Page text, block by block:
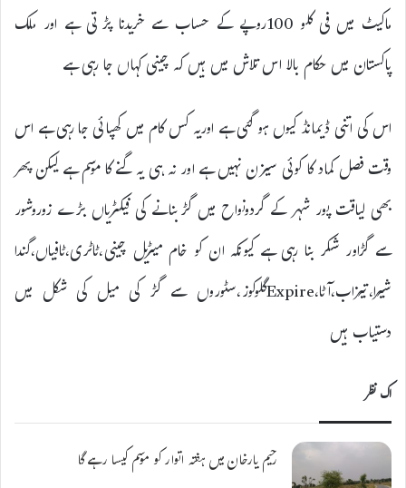
ماکیٹ میں فی کلو 100روپے کے حساب سے خریدنا پڑتی ہے اور ملک
پاکستان میں حکام بالا اس تلاش میں ہیں کہ چینی کہاں جا رہی ہے
اس کی اتنی ڈیمانڈ کیوں ہو گئی ہے اوریہ کس کام میں کھپائی جا رہی ہے اس
وقت فصل کماد کا کوئی سیزن نہیں ہے اور نہ ہی یہ گنے کا موسم ہے لیکن پھر
بھی لیاقت پور شہر کے گردونواح میں گڑبنانے کی فیکٹریاں بڑے زوروشور
سے گڑاور شکر بنا رہی ہے کیونکہ ان کو خام میٹریل چینی،ٹاٹری،ٹافیاں،گندا
شیرا،تیزاب،آٹا،Expireگلوکوز،
سٹوروں سے گڑ کی میل کی شکل میں
دستیاب ہیں
اک نظر
رحیم یارخان میں ہفتہ اتوار کو موسم کیسا رہے گا